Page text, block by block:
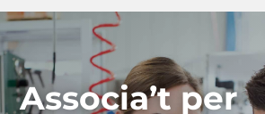
Associa’t per